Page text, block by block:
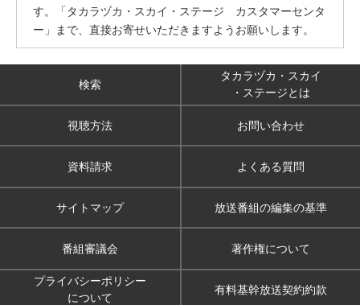
す。「タカラヅカ・スカイ・ステージ カスタマーセンタ
ー」まで、直接お寄せいただきますようお願いします。
検索
タカラヅカ・スカイ
・ステージとは
視聴方法 お問い合わせ
資料請求 よくある質問
サイトマップ 放送番組の編集の基準
番組審議会 著作権について
プライバシーポリシー
について
有料基幹放送契約約款